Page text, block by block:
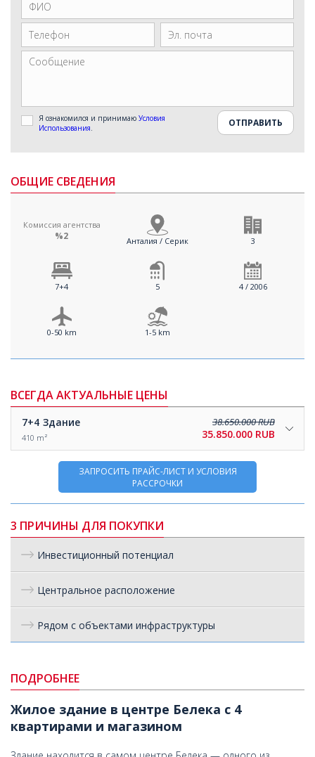
Я ознакомился и принимаю Условия
Использования
ОБЩИЕ СВЕДЕНИЯ
Комиссия агентства
%2 Анталия / Серик 3
7+4 5 4 / 2006
0-50 km 1-5 km
ВСЕГДА АКТУАЛЬНЫЕ ЦЕНЫ
7+4 Здание
410 m²
38.650.000 RUB
35.850.000 RUB
ЗАПРОСИТЬ ПРАЙС-ЛИСТ И УСЛОВИЯ
РАССРОЧКИ
3 ПРИЧИНЫ ДЛЯ ПОКУПКИ
Инвестиционный потенциал
Центральное расположение
Рядом с объектами инфраструктуры
ПОДРОБНЕЕ
Жилое здание в центре Белека с 4
квартирами и магазином